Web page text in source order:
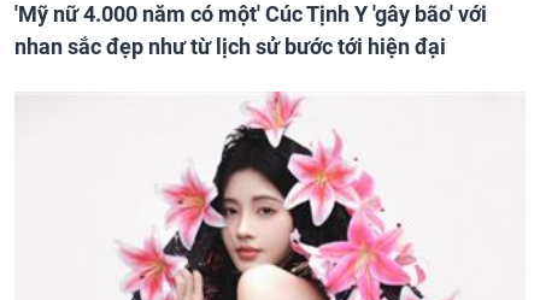
'Mỹ nữ 4.000 năm có một' Cúc Tịnh Y 'gây bão' với
nhan sắc đẹp như từ lịch sử bước tới hiện đại